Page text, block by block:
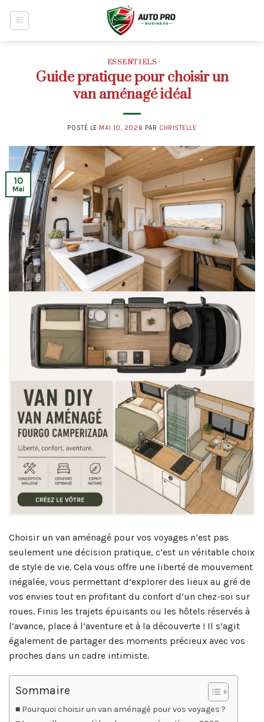
ESSENTIELS
Guide pratique pour choisir un
van aménagé idéal
POSTÉ LE MAI 10, 2026 PAR CHRISTELLE
10
Mai
Choisir un van aménagé pour vos voyages n’est pas
seulement une décision pratique, c’est un véritable choix
de style de vie. Cela vous offre une liberté de mouvement
inégalée, vous permettant d’explorer des lieux au gré de
vos envies tout en profitant du confort d’un chez-soi sur
roues. Finis les trajets épuisants ou les hôtels réservés à
l’avance, place à l’aventure et à la découverte ! Il s’agit
également de partager des moments précieux avec vos
proches dans un cadre intimiste.
Sommaire
Pourquoi choisir un van aménagé pour vos voyages ?